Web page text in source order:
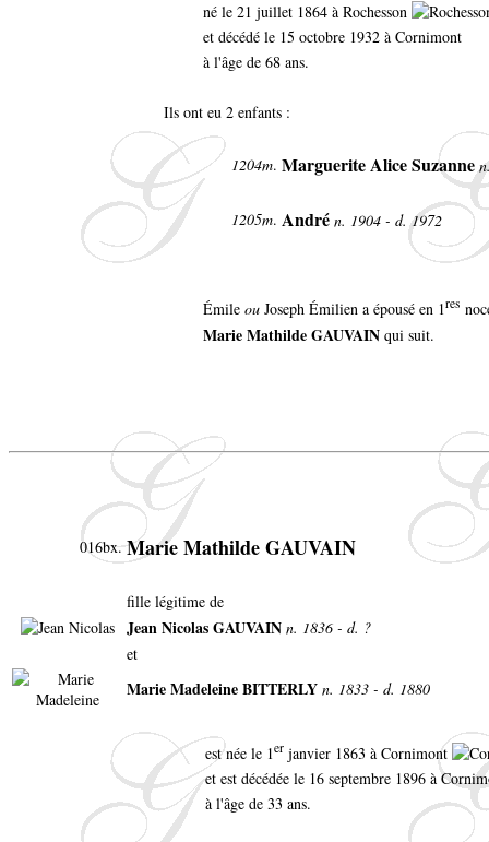
né le 21 juillet 1864 à Rochesson
et décédé le 15 octobre 1932 à Cornimont
à l'âge de 68 ans.
Ils ont eu 2 enfants :
1204m. Marguerite Alice Suzanne
1205m. André n. 1904 - d. 1972
Émile ou Joseph Émilien a épousé en 1res
Marie Mathilde GAUVAIN qui suit.
016bx. Marie Mathilde GAUVAIN
fille légitime de
Jean Nicolas GAUVAIN n. 1836 - d. ?
et
Marie Madeleine BITTERLY n. 1833 - d. 1880
est née le 1er janvier 1863 à Cornimont
et est décédée le 16 septembre 1896 à
à l'âge de 33 ans.